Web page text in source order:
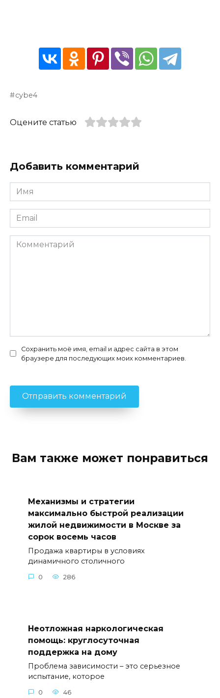
cybe4
Оцените статью
Добавить комментарий
Имя
*
Email
*
Комментарий
Сохранить моё имя, email и адрес сайта в этом
браузере для последующих моих комментариев.
Вам также может понравиться
Механизмы и стратегии
максимально быстрой реализации
жилой недвижимости в Москве за
сорок восемь часов
Продажа квартиры в условиях
динамичного столичного
0 286
Неотложная наркологическая
помощь: круглосуточная
поддержка на дому
Проблема зависимости – это серьезное
испытание, которое
0 46